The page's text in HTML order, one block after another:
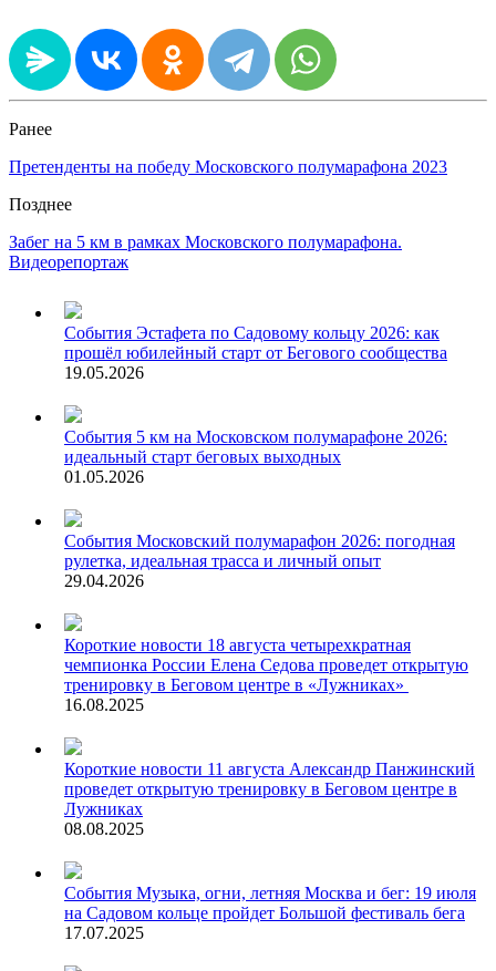
Ранее
Претенденты на победу Московского полумарафона 2023
Позднее
Забег на 5 км в рамках Московского полумарафона.
Видеорепортаж
События Эстафета по Садовому кольцу 2026: как
прошёл юбилейный старт от Бегового сообщества
19.05.2026
События 5 км на Московском полумарафоне 2026:
идеальный старт беговых выходных
01.05.2026
События Московский полумарафон 2026: погодная
рулетка, идеальная трасса и личный опыт
29.04.2026
Короткие новости 18 августа четырехкратная
чемпионка России Елена Седова проведет открытую
тренировку в Беговом центре в «Лужниках»
16.08.2025
Короткие новости 11 августа Александр Панжинский
проведет открытую тренировку в Беговом центре в
Лужниках
08.08.2025
События Музыка, огни, летняя Москва и бег: 19 июля
на Садовом кольце пройдет Большой фестиваль бега
17.07.2025